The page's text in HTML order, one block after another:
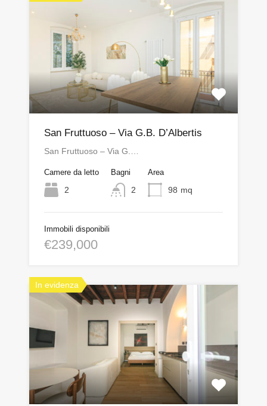
San Fruttuoso – Via G.B. D’Albertis
San Fruttuoso – Via G.…
Camere da letto
2
Bagni
2
Area
98 mq
Immobili disponibili
€239,000
In evidenza